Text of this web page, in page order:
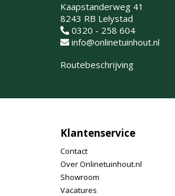
Kaapstanderweg 41
8243 RB Lelystad
0320 - 258 604
info@onlinetuinhout.nl
Routebeschrijving
Klantenservice
Contact
Over Onlinetuinhout.nl
Showroom
Vacatures